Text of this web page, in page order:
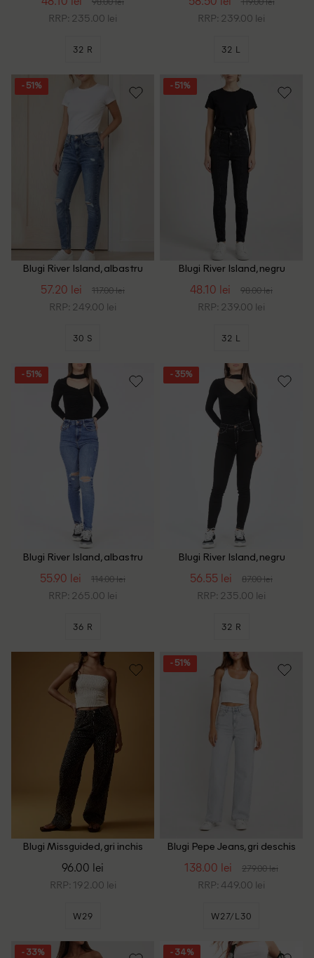
RRP: 235.00 lei
32 R
RRP: 239.00 lei
32 L
- 51%
Blugi River Island, albastru
57.20 lei 117.00 lei
RRP: 249.00 lei
30 S
- 51%
Blugi River Island, negru
48.10 lei 98.00 lei
RRP: 239.00 lei
32 L
- 51%
Blugi River Island, albastru
55.90 lei 114.00 lei
RRP: 265.00 lei
36 R
- 35%
Blugi River Island, negru
56.55 lei 87.00 lei
RRP: 235.00 lei
32 R
Blugi Missguided, gri inchis
96.00 lei
RRP: 192.00 lei
W29
- 51%
Blugi Pepe Jeans, gri deschis
138.00 lei 279.00 lei
RRP: 449.00 lei
W27/L30
- 33% - 34%